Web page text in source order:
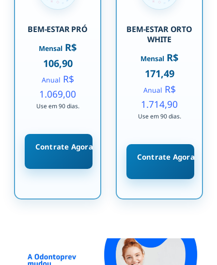
BEM-ESTAR PRÓ
Mensal R$
106,90
Anual R$
1.069,00
Use em 90 dias.
Contrate Agora
BEM-ESTAR ORTO
WHITE
Mensal R$
171,49
Anual R$
1.714,90
Use em 90 dias.
Contrate Agora